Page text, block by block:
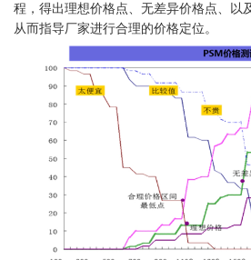
程，得出理想价格点、无差异价格点、以
从而指导厂家进行合理的价格定位。